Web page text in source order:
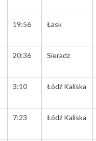
19:56 Łask
20:36 Sieradz
3:10 Łódź Kaliska
7:23 Łódź Kaliska